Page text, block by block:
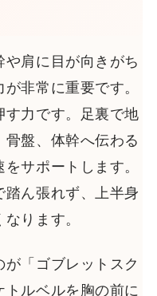
肩に目が向きがち
非常に重要です。
す力です。足裏で地
盤、体幹へ伝わる
サポートします。
ん張れず、上半身
ります。
「ゴブレットスク
トルベルを胸の前に